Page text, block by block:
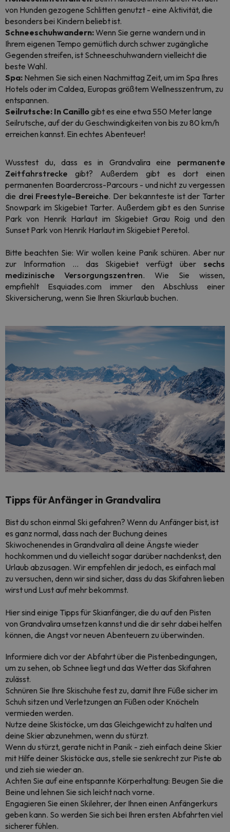
von Hunden gezogene Schlitten genutzt - eine Aktivität, die
besonders bei Kindern beliebt ist.
Schneeschuhwandern:Wenn Sie gerne wandern und in
Ihrem eigenen Tempo gemütlich durch schwer zugängliche
Gegenden streifen, ist Schneeschuhwandern vielleicht die
beste Wahl.
Spa: Nehmen Sie sich einen Nachmittag Zeit, um im Spa Ihres
Hotels oder im Caldea, Europas größtem Wellnesszentrum, zu
entspannen.
Seilrutsche: In Canillogibt es eine etwa 550 Meter lange
Seilrutsche, auf der du Geschwindigkeiten von bis zu 80 km/h
erreichen kannst. Ein echtes Abenteuer!
Wusstest du, dass es in Grandvalira eine permanente
Zeitfahrstrecke gibt? Außerdem gibt es dort einen
permanenten Boardercross-Parcours - und nicht zu vergessen
die drei Freestyle-Bereiche. Der bekannteste ist der Tarter
Snowpark im Skigebiet Tarter. Außerdem gibt es den Sunrise
Park von Henrik Harlaut im Skigebiet Grau Roig und den
Sunset Park von Henrik Harlaut im Skigebiet Peretol.
Bitte beachten Sie: Wir wollen keine Panik schüren. Aber nur
zur Information … das Skigebiet verfügt über sechs
medizinische Versorgungszentren. Wie Sie wissen,
empfiehlt Esquiades.com immer den Abschluss einer
Skiversicherung, wenn Sie Ihren Skiurlaub buchen.
Tipps für Anfänger in Grandvalira
Bist du schon einmal Ski gefahren? Wenn du Anfänger bist, ist
es ganz normal, dass nach der Buchung deines
Skiwochenendes in Grandvalira all deine Ängste wieder
hochkommen und du vielleicht sogar darüber nachdenkst, den
Urlaub abzusagen. Wir empfehlen dir jedoch, es einfach mal
zu versuchen, denn wir sind sicher, dass du das Skifahren lieben
wirst und Lust auf mehr bekommst.
Hier sind einige Tipps für Skianfänger, die du auf den Pisten
von Grandvalira umsetzen kannst und die dir sehr dabei helfen
können, die Angst vor neuen Abenteuern zu überwinden.
Informiere dich vor der Abfahrt über die Pistenbedingungen,
um zu sehen, ob Schnee liegt und das Wetter das Skifahren
zulässt.
Schnüren Sie Ihre Skischuhe fest zu, damit Ihre Füße sicher im
Schuh sitzen und Verletzungen an Füßen oder Knöcheln
vermieden werden.
Nutze deine Skistöcke, um das Gleichgewicht zu halten und
deine Skier abzunehmen, wenn du stürzt.
Wenn du stürzt, gerate nicht in Panik - zieh einfach deine Skier
mit Hilfe deiner Skistöcke aus, stelle sie senkrecht zur Piste ab
und zieh sie wieder an.
Achten Sie auf eine entspannte Körperhaltung: Beugen Sie die
Beine und lehnen Sie sich leicht nach vorne.
Engagieren Sie einen Skilehrer, der Ihnen einen Anfängerkurs
geben kann. So werden Sie sich bei Ihren ersten Abfahrten viel
sicherer fühlen.